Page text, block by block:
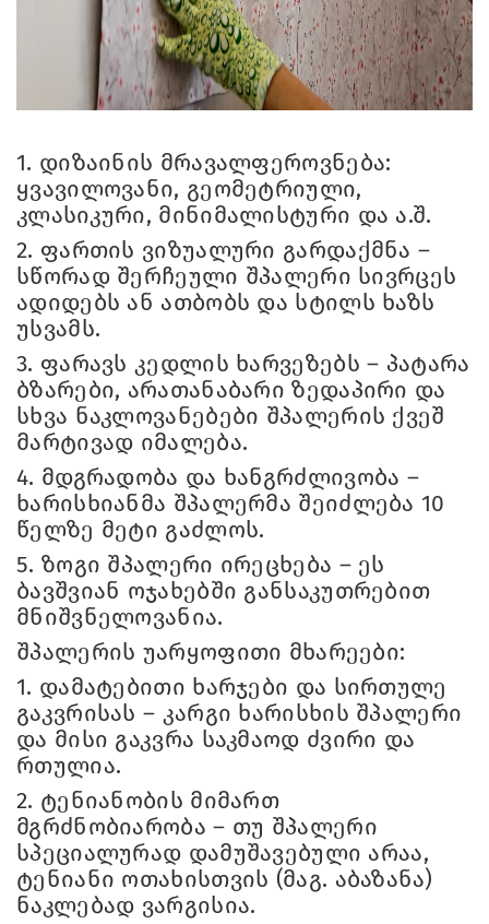
1. დიზაინის მრავალფეროვნება:
ყვავილოვანი, გეომეტრიული,
კლასიკური, მინიმალისტური და ა.შ.
2. ფართის ვიზუალური გარდაქმნა –
სწორად შერჩეული შპალერი სივრცეს
ადიდებს ან ათბობს და სტილს ხაზს
უსვამს.
3. ფარავს კედლის ხარვეზებს – პატარა
ბზარები, არათანაბარი ზედაპირი და
სხვა ნაკლოვანებები შპალერის ქვეშ
მარტივად იმალება.
4. მდგრადობა და ხანგრძლივობა –
ხარისხიანმა შპალერმა შეიძლება 10
წელზე მეტი გაძლოს.
5. ზოგი შპალერი ირეცხება – ეს
ბავშვიან ოჯახებში განსაკუთრებით
მნიშვნელოვანია.
შპალერის უარყოფითი მხარეები:
1. დამატებითი ხარჯები და სირთულე
გაკვრისას – კარგი ხარისხის შპალერი
და მისი გაკვრა საკმაოდ ძვირი და
რთულია.
2. ტენიანობის მიმართ
მგრძნობიარობა – თუ შპალერი
სპეციალურად დამუშავებული არაა,
ტენიანი ოთახისთვის (მაგ. აბაზანა)
ნაკლებად ვარგისია.